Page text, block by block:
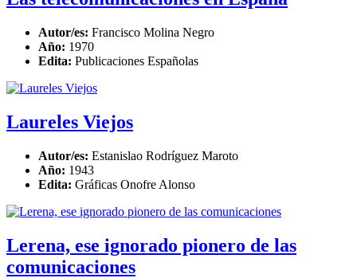
Autor/es: Francisco Molina Negro
Año: 1970
Edita: Publicaciones Españolas
Laureles Viejos
Autor/es: Estanislao Rodríguez Maroto
Año: 1943
Edita: Gráficas Onofre Alonso
Lerena, ese ignorado pionero de las
comunicaciones